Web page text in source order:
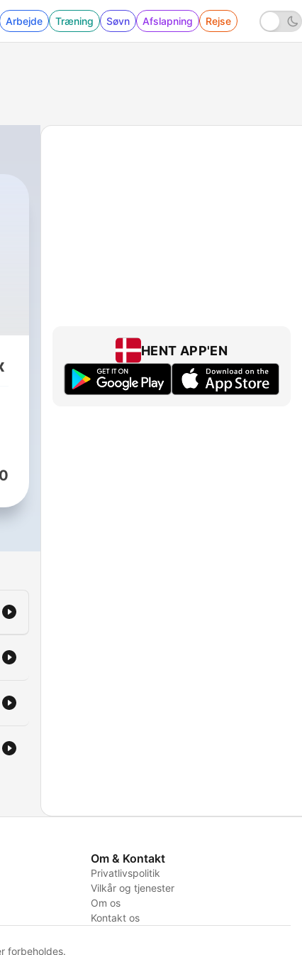
Arbejde Træning Søvn Afslapning Rejse
HENT APP'EN
Om & Kontakt
Privatlivspolitik
Vilkår og tjenester
Om os
Kontakt os
forbeholdes.